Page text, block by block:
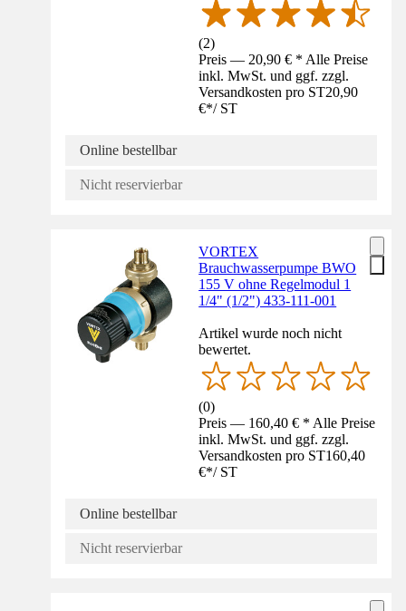
(2)
Preis — 20,90 € * Alle Preise
inkl. MwSt. und ggf. zzgl.
Versandkosten pro ST20,90
€*/ ST
Online bestellbar
Nicht reservierbar
VORTEX
Brauchwasserpumpe BWO
155 V ohne Regelmodul 1
1/4" (1/2") 433-111-001
Artikel wurde noch nicht
bewertet.
(0)
Preis — 160,40 € * Alle Preise
inkl. MwSt. und ggf. zzgl.
Versandkosten pro ST160,40
€*/ ST
Online bestellbar
Nicht reservierbar